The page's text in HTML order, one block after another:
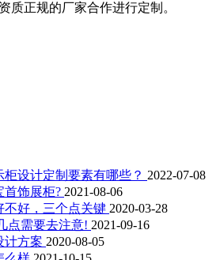
质正规的厂家合作进行定制。
设计定制要素有哪些？ 2022-07-08
首饰展柜? 2021-08-06
不好，三个点关键 2020-03-28
点需要去注意! 2021-09-16
计方案 2020-08-05